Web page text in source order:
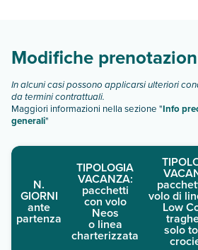
Modifiche
In alcuni casi possono applicarsi ulteriori
da termini contrattuali.
Maggiori informazioni nella sezione "Info
generali"
N.
GIORNI
ante
partenza
TIPOLOGIA
VACANZA:
pacchetti
con volo
Neos
o linea
charterizzata
volo di
Low
solo